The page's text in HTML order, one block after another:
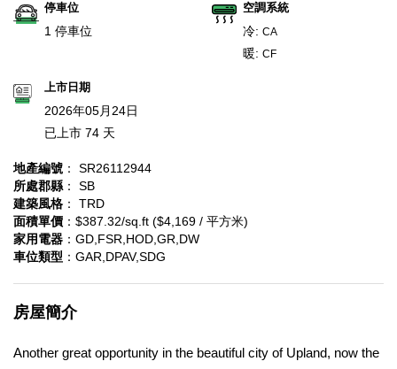
停車位
1 停車位
空調系統
冷: CA
暖: CF
上市日期
2026年05月24日
已上市 74 天
地產編號 ： SR26112944
所處郡縣 ： SB
建築風格 ： TRD
面積單價 ：$387.32/sq.ft ($4,169 / 平方米)
家用電器 ：GD,FSR,HOD,GR,DW
車位類型 ：GAR,DPAV,SDG
房屋簡介
Another great opportunity in the beautiful city of Upland, now the